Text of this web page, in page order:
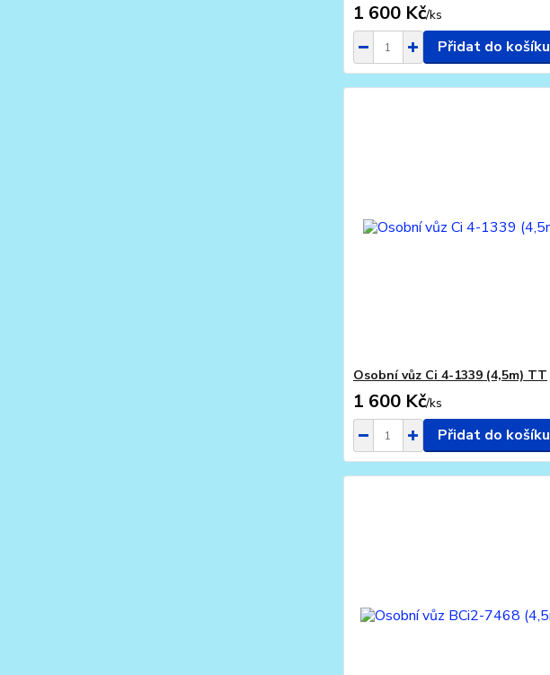
1 600 Kč/ks
Přidat do košíku
Osobní vůz Ci 4-1339 (4,5m) TT
1 600 Kč/ks
Přidat do košíku